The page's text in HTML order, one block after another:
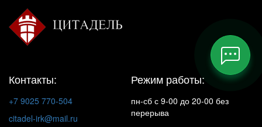
Контакты:
+7 9025 770-504
citadel-irk@mail.ru
Режим работы:
пн-сб с 9-00 до 20-00 без
перерыва